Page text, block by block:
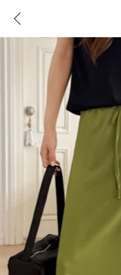
로그인
콘텐츠 리뷰 & 혜택
CATEGORY
도착보장⚡
인플루언서 pick!
신상 5%